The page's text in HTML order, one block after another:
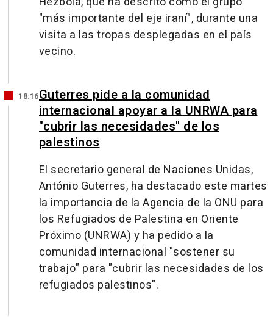
"más importante del eje iraní", durante una
visita a las tropas desplegadas en el país
vecino.
18:16Guterres pide a la comunidad
internacional apoyar a la UNRWA para
"cubrir las necesidades" de los
palestinos
El secretario general de Naciones Unidas,
António Guterres, ha destacado este martes
la importancia de la Agencia de la ONU para
los Refugiados de Palestina en Oriente
Próximo (UNRWA) y ha pedido a la
comunidad internacional "sostener su
trabajo" para "cubrir las necesidades de los
refugiados palestinos".